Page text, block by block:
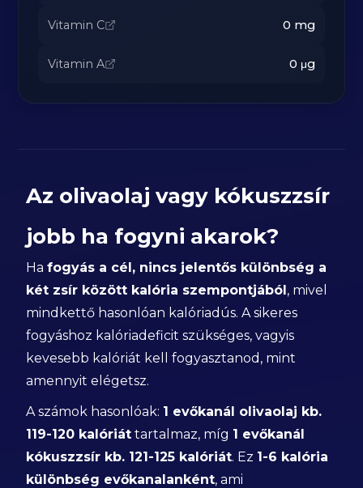
Vitamin C 0 mg
Vitamin A 0 μg
Az olivaolaj vagy kókuszzsír
jobb ha fogyni akarok?
Hafogyás a cél, nincs jelentős különbség a
két zsír között kalória szempontjából, mivel
mindkettő hasonlóan kalóriadús. A sikeres
fogyáshoz kalóriadeficit szükséges, vagyis
kevesebb kalóriát kell fogyasztanod, mint
amennyit elégetsz.
A számok hasonlóak: 1 evőkanál olivaolaj kb.
119-120 kalóriát tartalmaz, míg 1 evőkanál
kókuszzsír kb. 121-125 kalóriát. Ez 1-6 kalória
különbség evőkanalanként, ami